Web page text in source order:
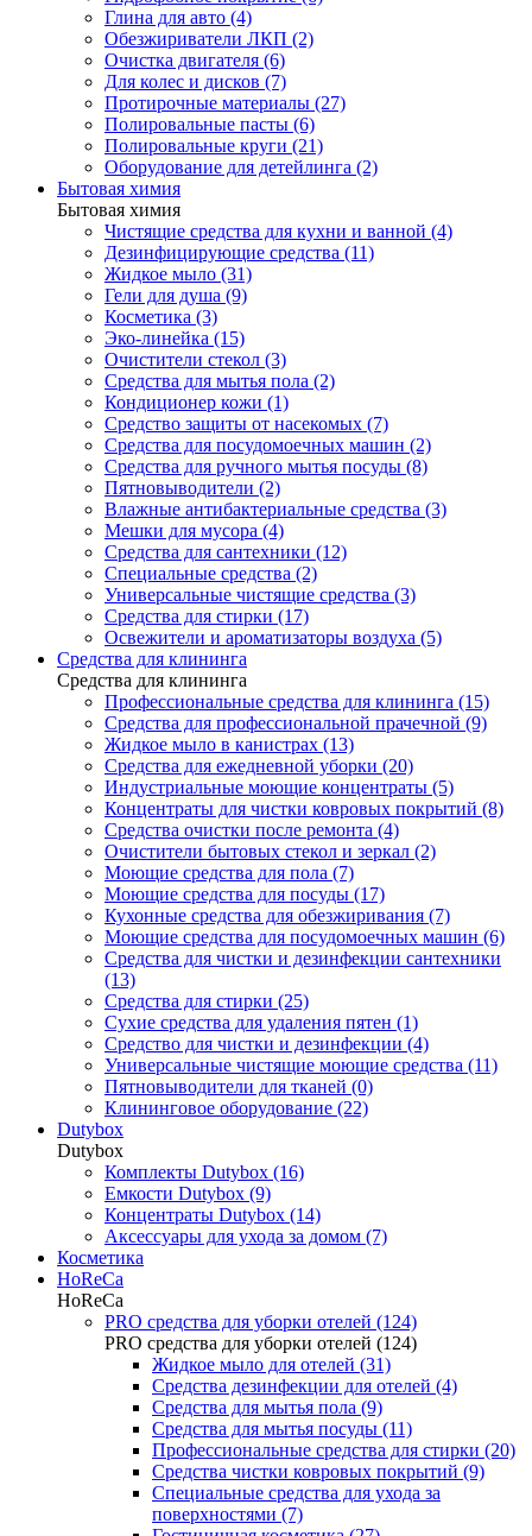
Глина для авто (4)
Обезжириватели ЛКП (2)
Очистка двигателя (6)
Для колес и дисков (7)
Протирочные материалы (27)
Полировальные пасты (6)
Полировальные круги (21)
Оборудование для детейлинга (2)
Бытовая химия
Бытовая химия
Чистящие средства для кухни и ванной (4)
Дезинфицирующие средства (11)
Жидкое мыло (31)
Гели для душа (9)
Косметика (3)
Эко-линейка (15)
Очистители стекол (3)
Средства для мытья пола (2)
Кондиционер кожи (1)
Средство защиты от насекомых (7)
Средства для посудомоечных машин (2)
Средства для ручного мытья посуды (8)
Пятновыводители (2)
Влажные антибактериальные средства (3)
Мешки для мусора (4)
Средства для сантехники (12)
Специальные средства (2)
Универсальные чистящие средства (3)
Средства для стирки (17)
Освежители и ароматизаторы воздуха (5)
Средства для клининга
Средства для клининга
Профессиональные средства для клининга (15)
Средства для профессиональной прачечной (9)
Жидкое мыло в канистрах (13)
Средства для ежедневной уборки (20)
Индустриальные моющие концентраты (5)
Концентраты для чистки ковровых покрытий (8)
Средства очистки после ремонта (4)
Очистители бытовых стекол и зеркал (2)
Моющие средства для пола (7)
Моющие средства для посуды (17)
Кухонные средства для обезжиривания (7)
Моющие средства для посудомоечных машин (6)
Средства для чистки и дезинфекции сантехники
(13)
Средства для стирки (25)
Сухие средства для удаления пятен (1)
Средство для чистки и дезинфекции (4)
Универсальные чистящие моющие средства (11)
Пятновыводители для тканей (0)
Клининговое оборудование (22)
Dutybox
Dutybox
Комплекты Dutybox (16)
Емкости Dutybox (9)
Концентраты Dutybox (14)
Аксессуары для ухода за домом (7)
Косметика
HoReCa
HoReCa
PRO средства для уборки отелей (124)
PRO средства для уборки отелей (124)
Жидкое мыло для отелей (31)
Средства дезинфекции для отелей (4)
Средства для мытья пола (9)
Средства для мытья посуды (11)
Профессиональные средства для стирки (20)
Средства чистки ковровых покрытий (9)
Специальные средства для ухода за
поверхностями (7)